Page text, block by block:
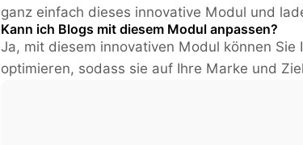
ganz einfach dieses innovative Modul und
Kann ich Blogs mit diesem Modul anpassen?
Ja, mit diesem innovativen Modul können
optimieren, sodass sie auf Ihre Marke und